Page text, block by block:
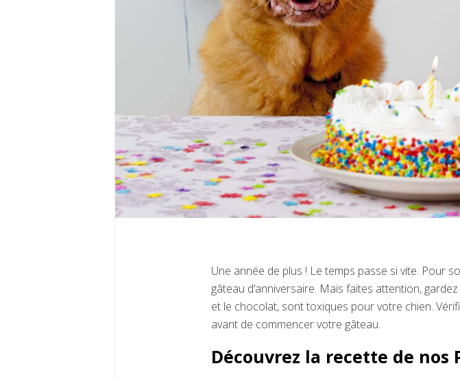
Une année de plus ! Le temps passe si vite. Pour
gâteau d’anniversaire. Mais faites attention,
et le chocolat, sont toxiques pour votre chien.
avant de commencer votre gâteau.
Découvrez la recette de nos